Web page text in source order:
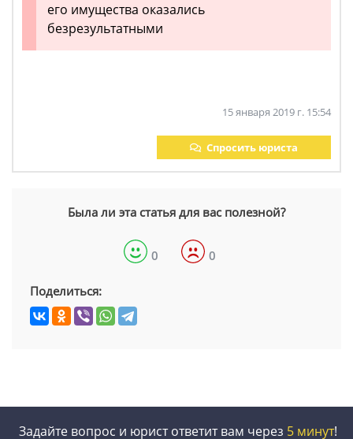
его имущества оказались
безрезультатными
15 января 2019 г. 15:54
Спросить юриста
Была ли эта статья для вас полезной?
0 0
Поделиться:
Задайте вопрос и юрист ответит вам через 5 минут!